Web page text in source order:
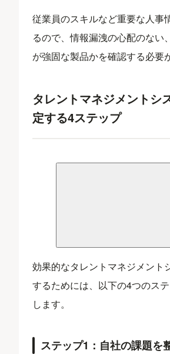
従業員のスキルなど重要な人事
るので、情報漏洩の心配のない
が強固な製品かを確認する必要
タレントマネジメントシ
定する4ステップ
効果的なタレントマネジメント
するためには、以下の4つのス
します。
ステップ1：自社の課題を